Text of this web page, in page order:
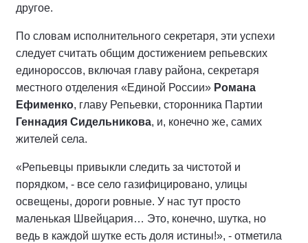
другое.
По словам исполнительного секретаря, эти успехи
следует считать общим достижением репьевских
единороссов, включая главу района, секретаря
местного отделения «Единой России» Романа
Ефименко, главу Репьевки, сторонника Партии
Геннадия Сидельникова, и, конечно же, самих
жителей села.
«Репьевцы привыкли следить за чистотой и
порядком, - все село газифицировано, улицы
освещены, дороги ровные. У нас тут просто
маленькая Швейцария… Это, конечно, шутка, но
ведь в каждой шутке есть доля истины!», - отметила